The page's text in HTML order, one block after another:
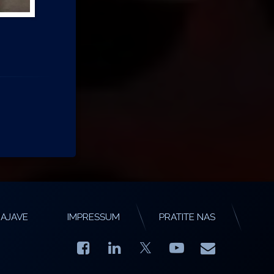
IMPRESSUM PRATITE NAS
Facebook
LinkedIn YouTube
E-mail